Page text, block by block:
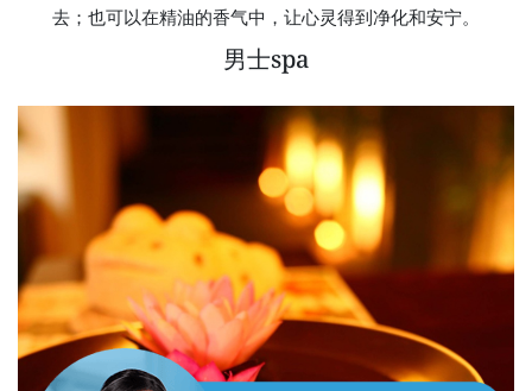
去；也可以在精油的香气中，让心灵得到净化和安宁。
男士spa